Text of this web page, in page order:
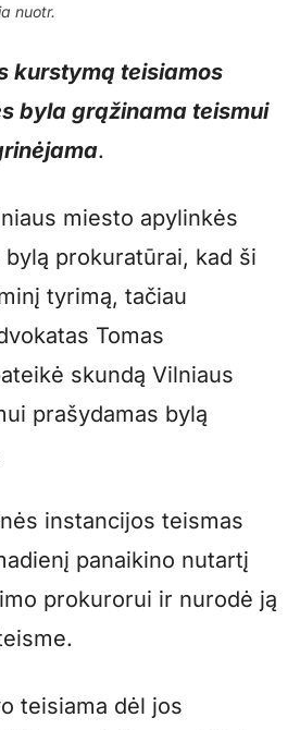
nuotr.
kurstymą teisiamos
byla grąžinama teismui
.
miesto apylinkės
prokuratūrai, kad ši
tyrimą, tačiau
Tomas
skundą Vilniaus
prašydamas bylą
instancijos teismas
panaikino nutartį
prokurorui ir nurodė ją
teisiama dėl jos